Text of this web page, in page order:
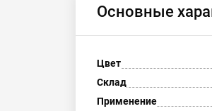
Основные
Цвет
Склад
Применение